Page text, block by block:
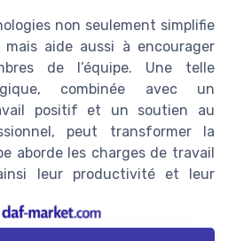
non seulement simplifie
aide aussi à encourager
de l’équipe. Une telle
combinée avec un
positif et un soutien au
peut transformer la
aborde les charges de travail
leur productivité et leur